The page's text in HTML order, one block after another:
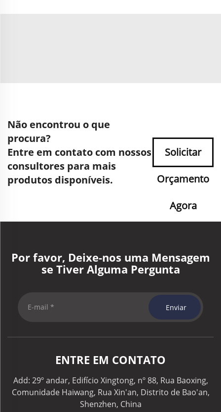
Não encontrou o que
procura?
Entre em contato com nossos
consultores para mais
produtos disponíveis.
Solicitar
Orçamento
Agora
Por favor, Deixe-nos uma Mensagem
se Tiver Alguma Pergunta
Enviar
ENTRE EM CONTATO
Add: 29º andar, Edifício Xingtong, nº 88, Rua Baoxing,
Comunidade Haiwang, Rua Xin'an, Distrito de Bao'an,
Shenzhen, China